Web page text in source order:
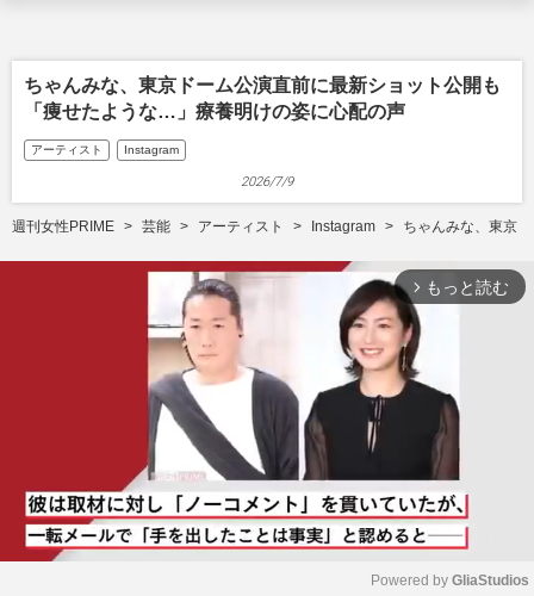
ちゃんみな、東京ドーム公演直前に最新ショット公開も
「痩せたような…」療養明けの姿に心配の声
アーティスト Instagram
2026/7/9
週刊女性PRIME 芸能 アーティスト Instagram ちゃんみな、東京
arrow_forward_ios もっと読む
Powered by GliaStudios